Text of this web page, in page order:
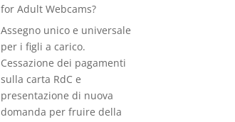
for Adult Webcams?
Assegno unico e universale
per i figli a carico.
Cessazione dei pagamenti
sulla carta RdC e
presentazione di nuova
domanda per fruire della